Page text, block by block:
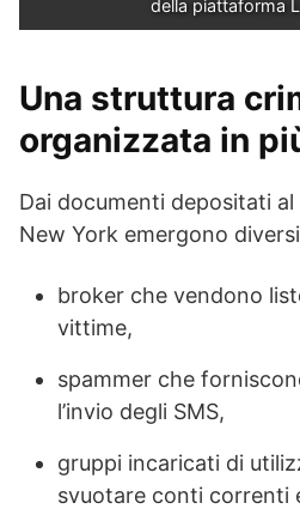
della piattaforma
Una struttura
organizzata in
Dai documenti depositati
New York emergono
broker che vendono
vittime,
spammer che
l’invio degli SMS,
gruppi incaricati di
svuotare conti correnti